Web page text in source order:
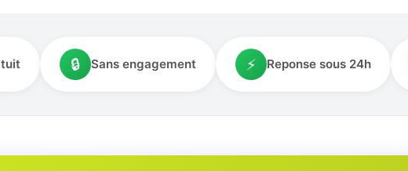
🔒 Sans engagement ⚡ Reponse sous 24h